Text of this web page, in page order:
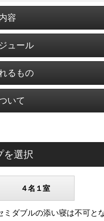
容
ュール
るもの
いて
を選択
４名１室
ダブルの添い寝は不可と